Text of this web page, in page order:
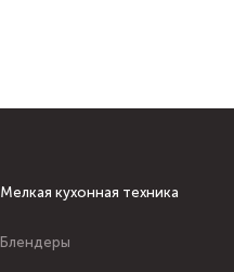
Мелкая кухонная техника
Блендеры